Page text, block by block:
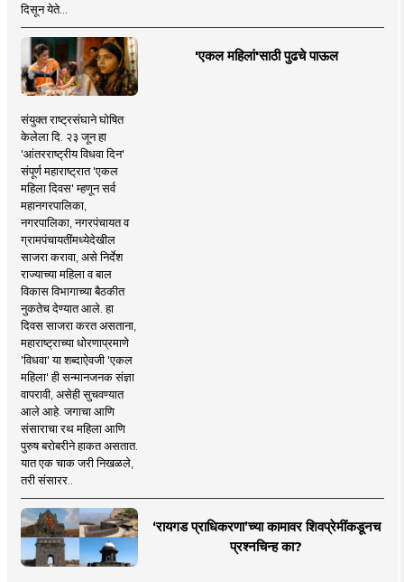
दिसून येते...
'एकल महिलां'साठी पुढचे पाऊल
संयुक्त राष्ट्रसंघाने घोषित
केलेला दि. २३ जून हा
'आंतरराष्ट्रीय विधवा दिन'
संपूर्ण महाराष्ट्रात 'एकल
महिला दिवस' म्हणून सर्व
महानगरपालिका,
नगरपालिका, नगरपंचायत व
ग्रामपंचायतींमध्येदेखील
साजरा करावा, असे निर्देश
राज्याच्या महिला व बाल
विकास विभागाच्या बैठकीत
नुकतेच देण्यात आले. हा
दिवस साजरा करत असताना,
महाराष्ट्राच्या धोरणाप्रमाणे
'विधवा' या शब्दाऐवजी 'एकल
महिला' ही सन्मानजनक संज्ञा
वापरावी, असेही सुचवण्यात
आले आहे. जगाचा आणि
संसाराचा रथ महिला आणि
पुरुष बरोबरीने हाकत असतात.
यात एक चाक जरी निखळले,
तरी संसारर..
‘रायगड प्राधिकरणा’च्या कामावर शिवप्रेमींकडूनच
प्रश्नचिन्ह का?